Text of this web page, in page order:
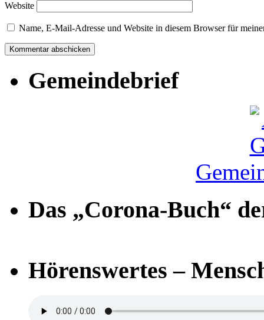
Website
Name, E-Mail-Adresse und Website in diesem Browser für
Gemeindebrief
Das „Corona-Buch“
Hörenswertes –